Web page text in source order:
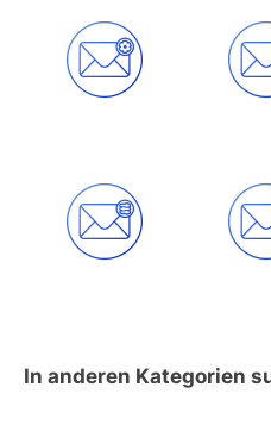
In anderen Kategorien